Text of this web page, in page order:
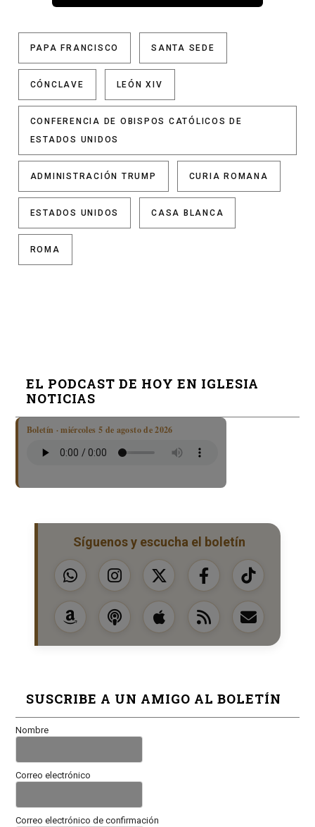
PAPA FRANCISCO SANTA SEDE
CÓNCLAVE LEÓN XIV
CONFERENCIA DE OBISPOS CATÓLICOS DE
ESTADOS UNIDOS
ADMINISTRACIÓN TRUMP CURIA ROMANA
ESTADOS UNIDOS CASA BLANCA
ROMA
EL PODCAST DE HOY EN IGLESIA
NOTICIAS
Boletín · miércoles 5 de agosto de 2026
Síguenos y escucha el boletín
SUSCRIBE A UN AMIGO AL BOLETÍN
Nombre
Correo electrónico
Correo electrónico de confirmación